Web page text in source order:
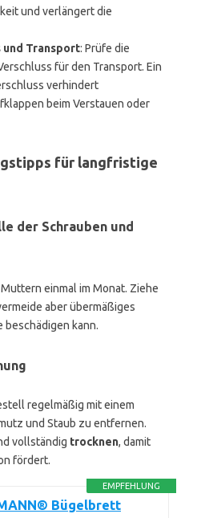
und verlängert die
und Transport: Prüfe die
für den Transport. Ein
verhindert
beim Verstauen oder
für langfristige
der Schrauben und
einmal im Monat. Ziehe
aber übermäßiges
beschädigen kann.
regelmäßig mit einem
und Staub zu entfernen.
vollständig trocknen, damit
fördert.
EMPFEHLUNG
Bügelbrett